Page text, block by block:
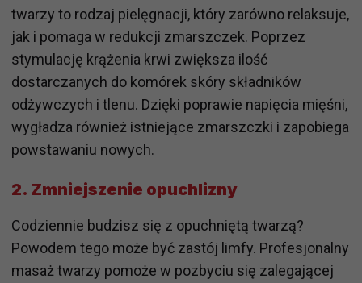
twarzy to rodzaj pielęgnacji, który zarówno relaksuje,
jak i pomaga w redukcji zmarszczek. Poprzez
stymulację krążenia krwi zwiększa ilość
dostarczanych do komórek skóry składników
odżywczych i tlenu. Dzięki poprawie napięcia mięśni,
wygładza również istniejące zmarszczki i zapobiega
powstawaniu nowych.
2. Zmniejszenie opuchlizny
Codziennie budzisz się z opuchniętą twarzą?
Powodem tego może być zastój limfy. Profesjonalny
masaż twarzy pomoże w pozbyciu się zalegającej